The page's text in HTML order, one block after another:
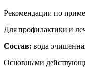
Рекомендации по
Для профилактики и
Состав: вода
Основными